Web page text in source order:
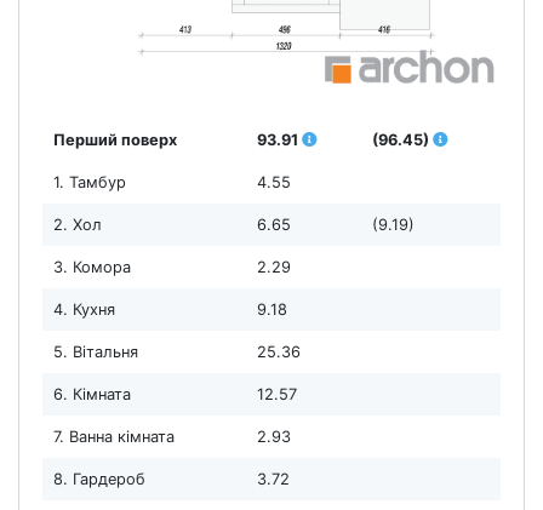
Перший поверх 93.91 (96.45)
1. Тамбур 4.55
2. Хол 6.65 (9.19)
3. Комора 2.29
4. Кухня 9.18
5. Вітальня 25.36
6. Кімната 12.57
7. Ванна кімната 2.93
8. Гардероб 3.72